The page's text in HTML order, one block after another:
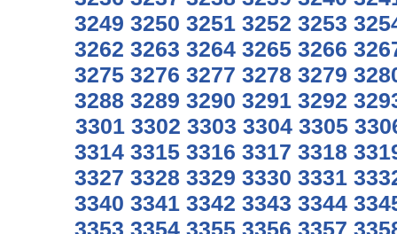
3249 3250 3251 3252 3253
3262 3263 3264 3265 3266
3275 3276 3277 3278 3279
3288 3289 3290 3291 3292
3301 3302 3303 3304 3305
3314 3315 3316 3317 3318
3327 3328 3329 3330 3331
3340 3341 3342 3343 3344
3353 3354 3355 3356 3357